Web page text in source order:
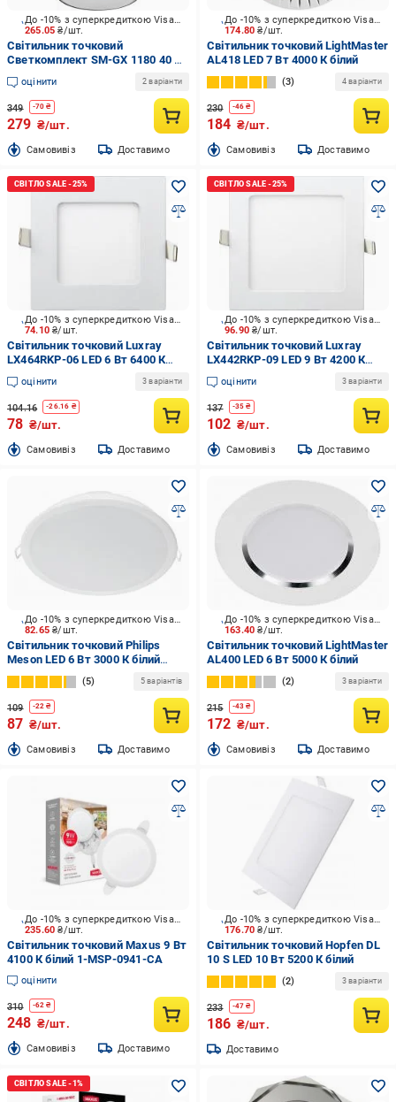
265.05₴/шт.
До -10% з суперкредиткою Visa Вигода
Світильник точковий
Светкомплект SM-GX 1180 40 Вт
GX53 чорний
оцінити 2 варіанти
349 -70 ₴
279 ₴/шт.
Cамовивіз Доставимо
174.80₴/шт.
До -10% з суперкредиткою Visa Вигода
Світильник точковий LightMaster
AL418 LED 7 Вт 4000 К білий
3 4 варіанти
230 -46 ₴
184 ₴/шт.
Cамовивіз Доставимо
74.10₴/шт.
До -10% з суперкредиткою Visa Вигода
Світильник точковий Luxray
LX464RKP-06 LED 6 Вт 6400 К
холодний
оцінити 3 варіанти
104.16 -26.16 ₴
78 ₴/шт.
Cамовивіз Доставимо
96.90₴/шт.
До -10% з суперкредиткою Visa Вигода
Світильник точковий Luxray
LX442RKP-09 LED 9 Вт 4200 К
білий
оцінити 3 варіанти
137 -35 ₴
102 ₴/шт.
Cамовивіз Доставимо
82.65₴/шт.
До -10% з суперкредиткою Visa Вигода
Світильник точковий Philips
Meson LED 6 Вт 3000 К білий
915005745901
5 5 варіантів
109 -22 ₴
87 ₴/шт.
Cамовивіз Доставимо
163.40₴/шт.
До -10% з суперкредиткою Visa Вигода
Світильник точковий LightMaster
AL400 LED 6 Вт 5000 К білий
2 3 варіанти
215 -43 ₴
172 ₴/шт.
Cамовивіз Доставимо
235.60₴/шт.
До -10% з суперкредиткою Visa Вигода
Світильник точковий Maxus 9 Вт
4100 К білий 1-MSP-0941-CA
оцінити
310 -62 ₴
248 ₴/шт.
Cамовивіз Доставимо
176.70₴/шт.
До -10% з суперкредиткою Visa Вигода
Світильник точковий Hopfen DL
10 S LED 10 Вт 5200 К білий
2 3 варіанти
233 -47 ₴
186 ₴/шт.
Доставимо